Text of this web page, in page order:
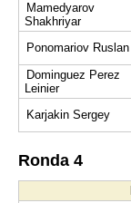
Mamedyarov
Shakhriyar
Ponomariov Ruslan
Dominguez Perez
Leinier
Karjakin Sergey
Ronda 4